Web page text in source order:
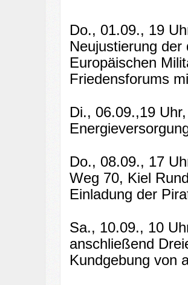
Do., 01.09., 19
Neujustierung
Europäischen
Friedensforums
Di., 06.09.,19
Do., 08.09., 17
Weg 70, Kiel
Einladung der
Sa., 10.09., 10
anschließend
Kundgebung von